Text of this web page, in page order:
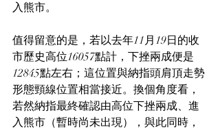
入熊市。
值得留意的是，若以去年11月19日的收
市歷史高位16057點計，下挫兩成便是
12845點左右；這位置與納指頭肩頂走勢
形態頸線位置相當接近。換個角度看，
若然納指最終確認由高位下挫兩成、進
入熊市（暫時尚未出現），與此同時，